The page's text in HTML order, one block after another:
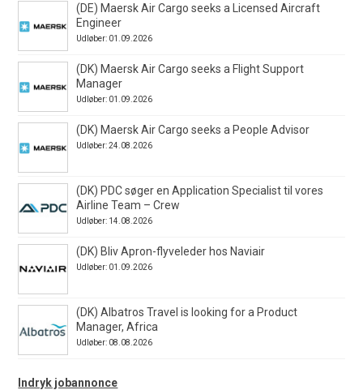
(DE) Maersk Air Cargo seeks a Licensed Aircraft
Engineer
Udløber: 01.09.2026
(DK) Maersk Air Cargo seeks a Flight Support
Manager
Udløber: 01.09.2026
(DK) Maersk Air Cargo seeks a People Advisor
Udløber: 24.08.2026
(DK) PDC søger en Application Specialist til vores
Airline Team – Crew
Udløber: 14.08.2026
(DK) Bliv Apron-flyveleder hos Naviair
Udløber: 01.09.2026
(DK) Albatros Travel is looking for a Product
Manager, Africa
Udløber: 08.08.2026
Indryk jobannonce